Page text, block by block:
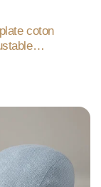
coton